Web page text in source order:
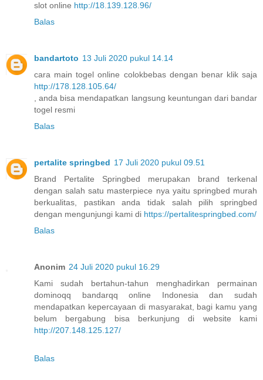
slot online http://18.139.128.96/
Balas
bandartoto 13 Juli 2020 pukul 14.14
cara main togel online colokbebas dengan benar klik saja
http://178.128.105.64/
, anda bisa mendapatkan langsung keuntungan dari bandar
togel resmi
Balas
pertalite springbed 17 Juli 2020 pukul 09.51
Brand Pertalite Springbed merupakan brand terkenal
dengan salah satu masterpiece nya yaitu springbed murah
berkualitas, pastikan anda tidak salah pilih springbed
dengan mengunjungi kami di https://pertalitespringbed.com/
Balas
Anonim 24 Juli 2020 pukul 16.29
Kami sudah bertahun-tahun menghadirkan permainan
dominoqq bandarqq online Indonesia dan sudah
mendapatkan kepercayaan di masyarakat, bagi kamu yang
belum bergabung bisa berkunjung di website kami
http://207.148.125.127/
Balas